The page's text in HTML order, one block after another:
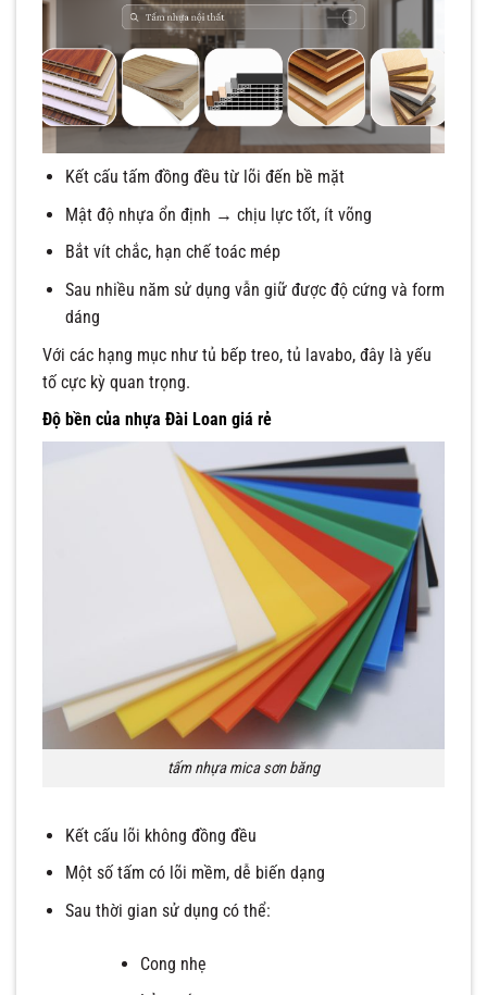
Kết cấu tấm đồng đều từ lõi đến bề mặt
Mật độ nhựa ổn định → chịu lực tốt, ít võng
Bắt vít chắc, hạn chế toác mép
Sau nhiều năm sử dụng vẫn giữ được độ cứng và form
dáng
Với các hạng mục như tủ bếp treo, tủ lavabo, đây là yếu
tố cực kỳ quan trọng.
Độ bền của nhựa Đài Loan giá rẻ
tấm nhựa mica sơn băng
Kết cấu lõi không đồng đều
Một số tấm có lõi mềm, dễ biến dạng
Sau thời gian sử dụng có thể:
Cong nhẹ